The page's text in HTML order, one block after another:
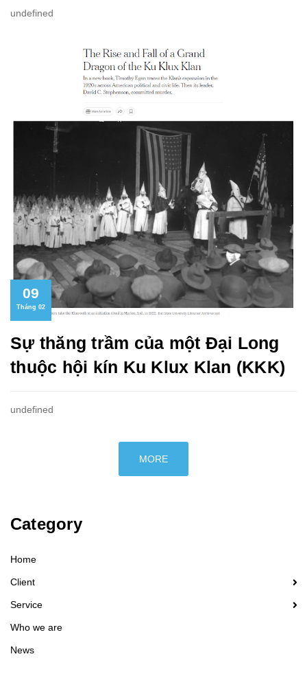
undefined
09
Tháng 02
Sự thăng trầm của một Đại Long
thuộc hội kín Ku Klux Klan (KKK)
undefined
MORE
Category
Home
Client
Service
Who we are
News